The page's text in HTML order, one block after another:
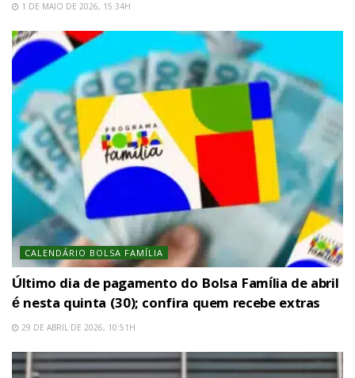
1 DE MAIO DE 2026, 15:34H
CALENDÁRIO BOLSA FAMÍLIA
Último dia de pagamento do Bolsa Família de abril
é nesta quinta (30); confira quem recebe extras
29 DE ABRIL DE 2026, 10:51H